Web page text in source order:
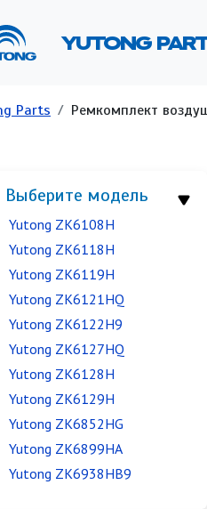
YUTONG
навигации
Parts Ремкомплект
Выберите модель
Yutong ZK6108H
Yutong ZK6118H
Yutong ZK6119H
Yutong ZK6121HQ
Yutong ZK6122H9
Yutong ZK6127HQ
Yutong ZK6128H
Yutong ZK6129H
Yutong ZK6852HG
Yutong ZK6899HA
Yutong ZK6938HB9